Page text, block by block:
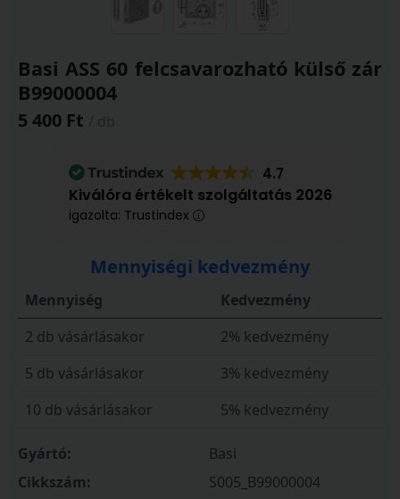
Basi ASS 60 felcsavarozható külső zár
B99000004
5 400 Ft
4.7
Kiválóra értékelt szolgáltatás 2026
igazolta: Trustindex
Mennyiségi kedvezmény
Mennyiség
Kedvezmény
2 db vásárlásakor
2% kedvezmény
5 db vásárlásakor
3% kedvezmény
10 db vásárlásakor
5% kedvezmény
Gyártó:
Basi
Cikkszám:
S005_B99000004